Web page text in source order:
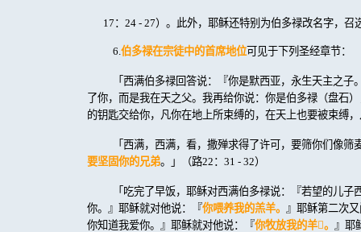
17 ： 24 - 27）。此外，耶稣还特别为伯多禄改名字，召
6.伯多禄在宗徒中的首席地位可见于下列圣经章节：
「西满伯多禄回答说：『你是默西亚，永生天主之
了你，而是我在天之父。我再给你说：你是伯多禄（盘石
的钥匙交给你，凡你在地上所束缚的，在天上也要被束缚
「西满，西满，看，撒殚求得了许可，要筛你们像
要坚固你的兄弟。」（路22 ： 31 - 32）
「吃完了早饭，耶稣对西满伯多禄说：『若望的儿
你。』耶稣就对他说：『你喂养我的羔羊。 』耶稣第二次
你知道我爱你。』耶稣就对他说：『你牧放我的羊。 』耶